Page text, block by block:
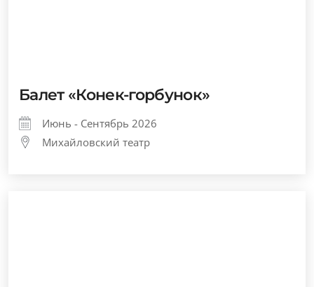
Балет «Конек-горбунок»
Июнь - Сентябрь 2026
Михайловский театр